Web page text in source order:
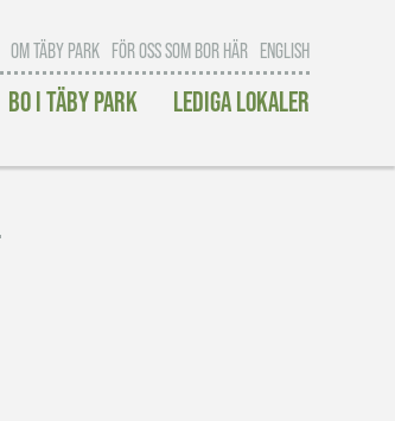
OM TÄBY PARK FÖR OSS SOM BOR HÄR ENGLISH
BO I TÄBY PARK LEDIGA LOKALER